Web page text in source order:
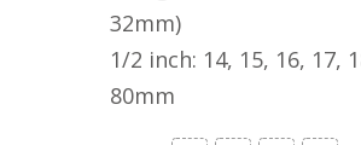
32mm)
1/2 inch: 14, 15, 16, 17,
80mm